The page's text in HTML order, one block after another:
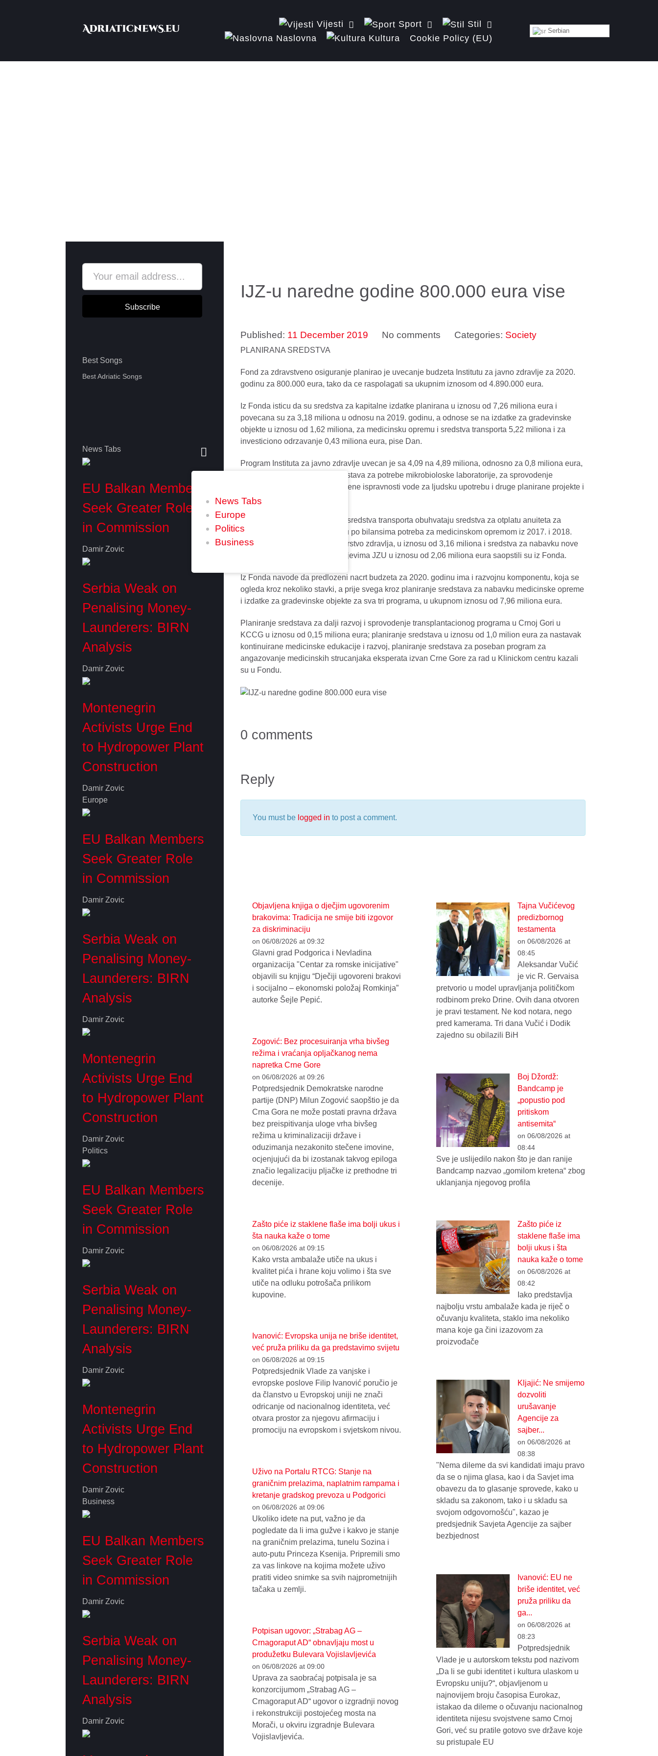
Vijesti Sport
Stil
Naslovna
Kultura Cookie Policy (EU)
Serbian
Subscribe
Best Songs
Best Adriatic Songs
News Tabs
Europe
Politics
Business
News Tabs
EU Balkan Members
Seek Greater Role
in Commission
Damir Zovic
Serbia Weak on
Penalising Money-
Launderers: BIRN
Analysis
Damir Zovic
Montenegrin
Activists Urge End
to Hydropower Plant
Construction
Damir Zovic
Europe
EU Balkan Members
Seek Greater Role
in Commission
Damir Zovic
Serbia Weak on
Penalising Money-
Launderers: BIRN
Analysis
Damir Zovic
Montenegrin
Activists Urge End
to Hydropower Plant
Construction
Damir Zovic
Politics
EU Balkan Members
Seek Greater Role
in Commission
Damir Zovic
Serbia Weak on
Penalising Money-
Launderers: BIRN
Analysis
Damir Zovic
Montenegrin
Activists Urge End
to Hydropower Plant
Construction
Damir Zovic
Business
EU Balkan Members
Seek Greater Role
in Commission
Damir Zovic
Serbia Weak on
Penalising Money-
Launderers: BIRN
Analysis
Damir Zovic
IJZ-u naredne godine 800.000 eura vise
Published: 11 December 2019 No comments Categories: Society
PLANIRANA SREDSTVA
Fond za zdravstveno osiguranje planirao je uvecanje budzeta Institutu za javno zdravlje za 2020.
godinu za 800.000 eura, tako da ce raspolagati sa ukupnim iznosom od 4.890.000 eura.
Iz Fonda isticu da su sredstva za kapitalne izdatke planirana u iznosu od 7,26 miliona eura i
povecana su za 3,18 miliona u odnosu na 2019. godinu, a odnose se na izdatke za gradevinske
objekte u iznosu od 1,62 miliona, za medicinsku opremu i sredstva transporta 5,22 miliona i za
investiciono odrzavanje 0,43 miliona eura, pise Dan.
Program Instituta za javno zdravlje uvecan je sa 4,09 na 4,89 miliona, odnosno za 0,8 miliona eura,
a odnosi se na povecanje sredstava za potrebe mikrobioloske laboratorije, za sprovodenje
programa monitoringa zdravstvene ispravnosti vode za ljudsku upotrebu i druge planirane projekte i
programe.
Izdaci za medicinsku opremu i sredstva transporta obuhvataju sredstva za otplatu anuiteta za
nabavljenu medicinsku opremu po bilansima potreba za medicinskom opremom iz 2017. i 2018.
godine, koje je sacinilo Ministarstvo zdravlja, u iznosu od 3,16 miliona i sredstva za nabavku nove
opreme i voznog parka po zahtjevima JZU u iznosu od 2,06 miliona eura saopstili su iz Fonda.
Iz Fonda navode da predlozeni nacrt budzeta za 2020. godinu ima i razvojnu komponentu, koja se
ogleda kroz nekoliko stavki, a prije svega kroz planiranje sredstava za nabavku medicinske opreme
i izdatke za gradevinske objekte za sva tri programa, u ukupnom iznosu od 7,96 miliona eura.
Planiranje sredstava za dalji razvoj i sprovodenje transplantacionog programa u Crnoj Gori u
KCCG u iznosu od 0,15 miliona eura; planiranje sredstava u iznosu od 1,0 milion eura za nastavak
kontinuirane medicinske edukacije i razvoj, planiranje sredstava za poseban program za
angazovanje medicinskih strucanjaka eksperata izvan Crne Gore za rad u Klinickom centru kazali
su u Fondu.
0 comments
Reply
You must be logged in to post a comment.
Objavljena knjiga o dječjim ugovorenim
brakovima: Tradicija ne smije biti izgovor
za diskriminaciju
on 06/08/2026 at 09:32
Glavni grad Podgorica i Nevladina
organizacija "Centar za romske inicijative"
objavili su knjigu “Dječiji ugovoreni brakovi
i socijalno – ekonomski položaj Romkinja”
autorke Šejle Pepić.
Zogović: Bez procesuiranja vrha bivšeg
režima i vraćanja opljačkanog nema
napretka Crne Gore
on 06/08/2026 at 09:26
Potpredsjednik Demokratske narodne
partije (DNP) Milun Zogović saopštio je da
Crna Gora ne može postati pravna država
bez preispitivanja uloge vrha bivšeg
režima u kriminalizaciji države i
oduzimanja nezakonito stečene imovine,
ocjenjujući da bi izostanak takvog epiloga
značio legalizaciju pljačke iz prethodne tri
decenije.
Zašto piće iz staklene flaše ima bolji ukus i
šta nauka kaže o tome
on 06/08/2026 at 09:15
Kako vrsta ambalaže utiče na ukus i
kvalitet pića i hrane koju volimo i šta sve
utiče na odluku potrošača prilikom
kupovine.
Ivanović: Evropska unija ne briše identitet,
već pruža priliku da ga predstavimo svijetu
on 06/08/2026 at 09:15
Potpredsjednik Vlade za vanjske i
evropske poslove Filip Ivanović poručio je
da članstvo u Evropskoj uniji ne znači
odricanje od nacionalnog identiteta, već
otvara prostor za njegovu afirmaciju i
promociju na evropskom i svjetskom nivou.
Uživo na Portalu RTCG: Stanje na
graničnim prelazima, naplatnim rampama i
kretanje gradskog prevoza u Podgorici
on 06/08/2026 at 09:06
Ukoliko idete na put, važno je da
pogledate da li ima gužve i kakvo je stanje
na graničnim prelazima, tunelu Sozina i
auto-putu Princeza Ksenija. Pripremili smo
za vas linkove na kojima možete uživo
pratiti video snimke sa svih najprometnijih
tačaka u zemlji.
Potpisan ugovor: „Strabag AG –
Crnagoraput AD“ obnavljaju most u
produžetku Bulevara Vojislavljevića
on 06/08/2026 at 09:00
Uprava za saobraćaj potpisala je sa
konzorcijumom „Strabag AG –
Crnagoraput AD“ ugovor o izgradnji novog
i rekonstrukciji postojećeg mosta na
Morači, u okviru izgradnje Bulevara
Vojislavljevića.
Tajna Vučićevog
predizbornog
testamenta
on 06/08/2026 at
08:45
Aleksandar Vučić
je vic R. Gervaisa
pretvorio u model upravljanja političkom
rodbinom preko Drine. Ovih dana otvoren
je pravi testament. Ne kod notara, nego
pred kamerama. Tri dana Vučić i Dodik
zajedno su obilazili BiH
Boj Džordž:
Bandcamp je
„popustio pod
pritiskom
antisemita“
on 06/08/2026 at
08:44
Sve je uslijedilo nakon što je dan ranije
Bandcamp nazvao „gomilom kretena“ zbog
uklanjanja njegovog profila
Zašto piće iz
staklene flaše ima
bolji ukus i šta
nauka kaže o tome
on 06/08/2026 at
08:42
Iako predstavlja
najbolju vrstu ambalaže kada je riječ o
očuvanju kvaliteta, staklo ima nekoliko
mana koje ga čini izazovom za
proizvođače
Kljajić: Ne smijemo
dozvoliti
urušavanje
Agencije za
sajber...
on 06/08/2026 at
08:38
"Nema dileme da svi kandidati imaju pravo
da se o njima glasa, kao i da Savjet ima
obavezu da to glasanje sprovede, kako u
skladu sa zakonom, tako i u skladu sa
svojom odgovornošću", kazao je
predsjednik Savjeta Agencije za sajber
bezbjednost
Ivanović: EU ne
briše identitet, već
pruža priliku da
ga...
on 06/08/2026 at
08:23
Potpredsjednik
Vlade je u autorskom tekstu pod nazivom
„Da li se gubi identitet i kultura ulaskom u
Evropsku uniju?“, objavljenom u
najnovijem broju časopisa Eurokaz,
istakao da dileme o očuvanju nacionalnog
identiteta nijesu svojstvene samo Crnoj
Gori, već su pratile gotovo sve države koje
su pristupale EU